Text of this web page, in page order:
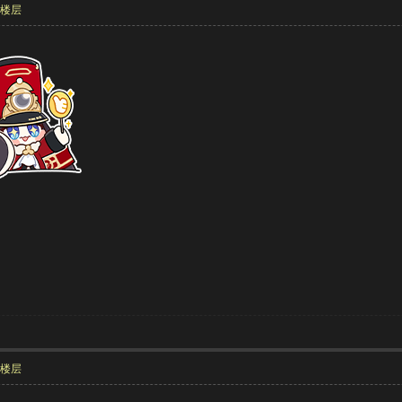
层
层